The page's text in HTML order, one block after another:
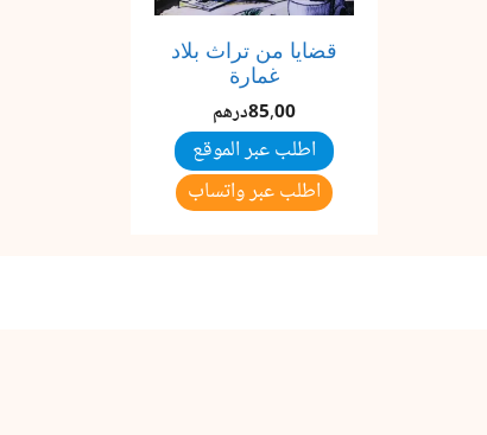
قضايا من تراث بلاد
غمارة
85,00درهم
اطلب عبر الموقع
اطلب عبر واتساب